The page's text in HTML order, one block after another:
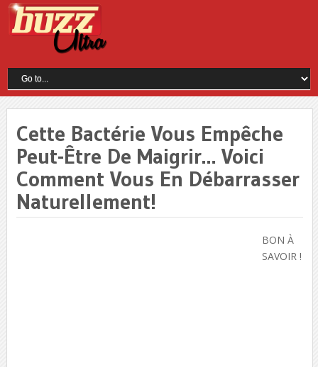
Cette Bactérie Vous Empêche
Peut-Être De Maigrir… Voici
Comment Vous En Débarrasser
Naturellement!
BON À
SAVOIR !